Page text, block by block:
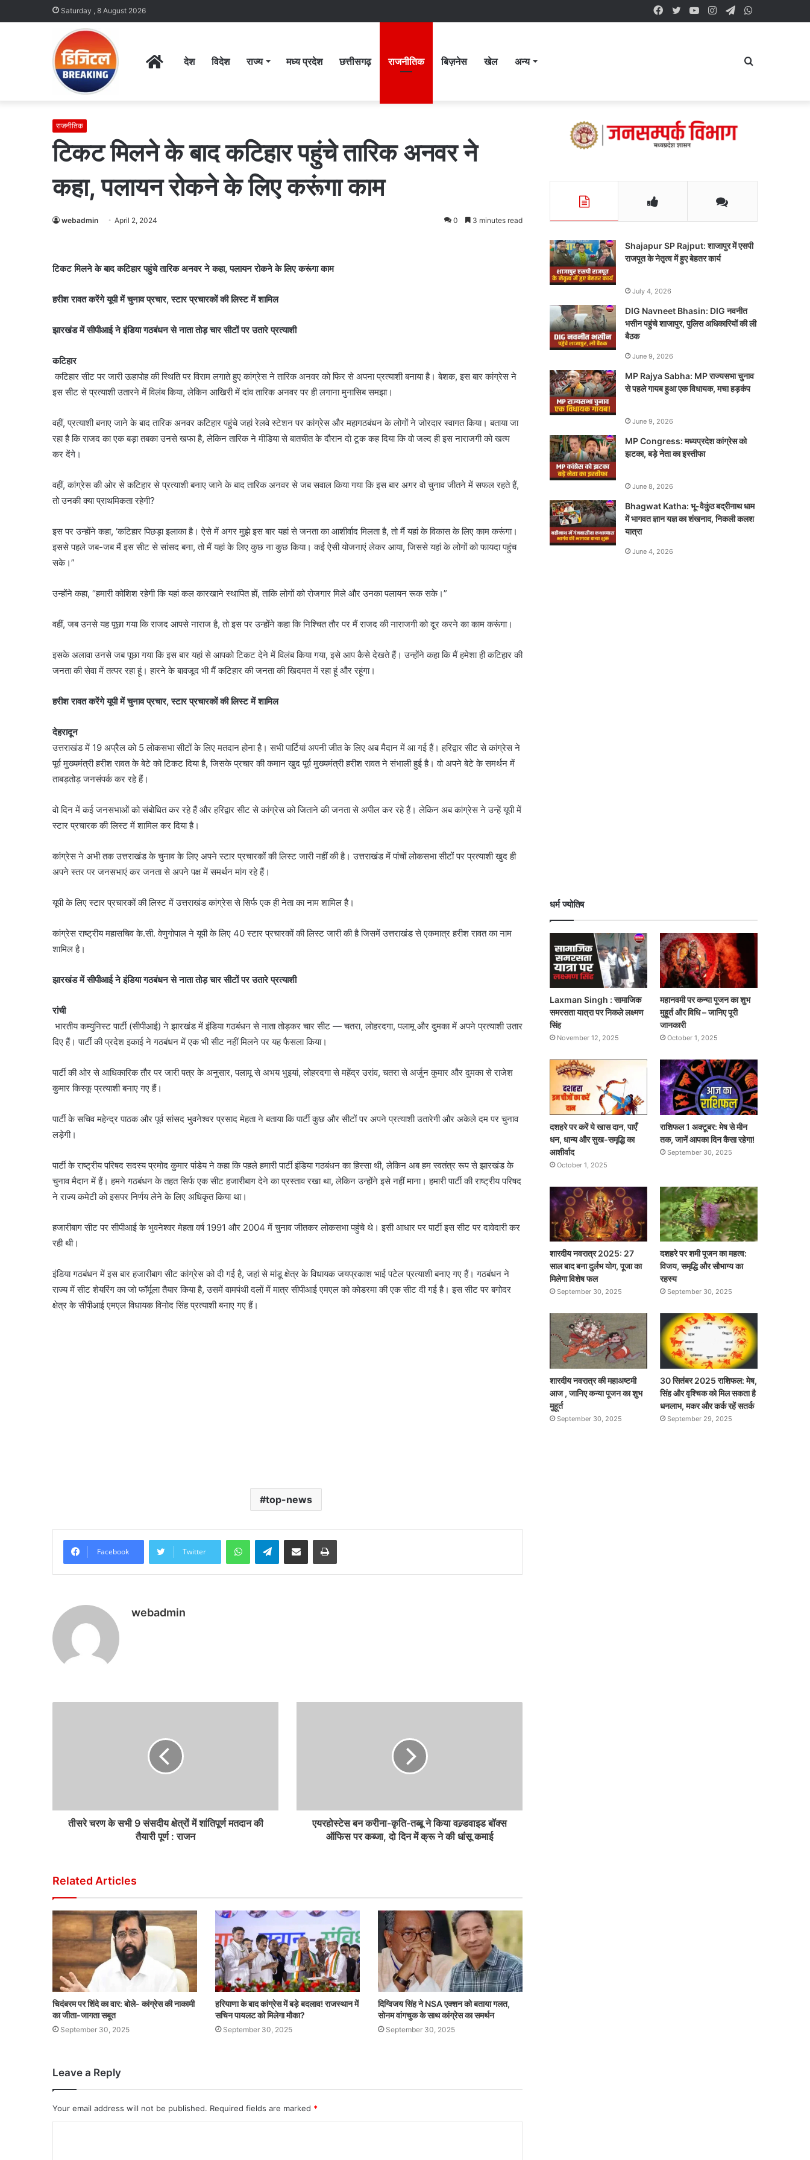
Saturday , 8 August 2026 Telegram
Instagram
YouTube
Twitter
Facebook
Homeदेश विदेश राज्य मध्य प्रदेश छत्तीसगढ़ राजनीतिक बिज़नेस खेल अन्य Search
राजनीतिक
टिकट मिलने के बाद कटिहार पहुंचे तारिक अनवर ने
कहा, पलायन रोकने के लिए करूंगा काम
webadmin April 2, 2024 0 3 minutes read
टिकट मिलने के बाद कटिहार पहुंचे तारिक अनवर ने कहा, पलायन रोकने के लिए करूंगा काम
हरीश रावत करेंगे यूपी में चुनाव प्रचार, स्टार प्रचारकों की लिस्ट में शामिल
झारखंड में सीपीआई ने इंडिया गठबंधन से नाता तोड़ चार सीटों पर उतारे प्रत्याशी
कटिहार
कटिहार सीट पर जारी ऊहापोह की स्थिति पर विराम लगाते हुए कांग्रेस ने तारिक अनवर को फिर से अपना प्रत्याशी बनाया है। बेशक, इस बार कांग्रेस ने
इस सीट से प्रत्याशी उतारने में विलंब किया, लेकिन आखिरी में दांव तारिक अनवर पर ही लगाना मुनासिब समझा।
वहीं, प्रत्याशी बनाए जाने के बाद तारिक अनवर कटिहार पहुंचे जहां रेलवे स्टेशन पर कांग्रेस और महागठबंधन के लोगों ने जोरदार स्वागत किया। बताया जा
रहा है कि राजद का एक बड़ा तबका उनसे खफा है, लेकिन तारिक ने मीडिया से बातचीत के दौरान दो टूक कह दिया कि वो जल्द ही इस नाराजगी को खत्म
कर देंगे।
वहीं, कांग्रेस की ओर से कटिहार से प्रत्याशी बनाए जाने के बाद तारिक अनवर से जब सवाल किया गया कि इस बार अगर वो चुनाव जीतने में सफल रहते हैं,
तो उनकी क्या प्राथमिकता रहेगी?
इस पर उन्होंने कहा, ‘कटिहार पिछड़ा इलाका है। ऐसे में अगर मुझे इस बार यहां से जनता का आशीर्वाद मिलता है, तो मैं यहां के विकास के लिए काम करूंगा।
इससे पहले जब-जब मैं इस सीट से सांसद बना, तो मैं यहां के लिए कुछ ना कुछ किया। कई ऐसी योजनाएं लेकर आया, जिससे यहां के लोगों को फायदा पहुंच
सके।”
उन्होंने कहा, “हमारी कोशिश रहेगी कि यहां कल कारखाने स्थापित हों, ताकि लोगों को रोजगार मिले और उनका पलायन रूक सके।”
वहीं, जब उनसे यह पूछा गया कि राजद आपसे नाराज है, तो इस पर उन्होंने कहा कि निश्चित तौर पर मैं राजद की नाराजगी को दूर करने का काम करूंगा।
इसके अलावा उनसे जब पूछा गया कि इस बार यहां से आपको टिकट देने में विलंब किया गया, इसे आप कैसे देखते हैं। उन्होंने कहा कि मैं हमेशा ही कटिहार की
जनता की सेवा में तत्पर रहा हूं। हारने के बावजूद भी मैं कटिहार की जनता की खिदमत में रहा हूं और रहूंगा।
हरीश रावत करेंगे यूपी में चुनाव प्रचार, स्टार प्रचारकों की लिस्ट में शामिल
देहरादून
उत्तराखंड में 19 अप्रैल को 5 लोकसभा सीटों के लिए मतदान होना है। सभी पार्टियां अपनी जीत के लिए अब मैदान में आ गई हैं। हरिद्वार सीट से कांग्रेस ने
पूर्व मुख्यमंत्री हरीश रावत के बेटे को टिकट दिया है, जिसके प्रचार की कमान खुद पूर्व मुख्यमंत्री हरीश रावत ने संभाली हुई है। वो अपने बेटे के समर्थन में
ताबड़तोड़ जनसंपर्क कर रहे हैं।
वो दिन में कई जनसभाओं को संबोधित कर रहे हैं और हरिद्वार सीट से कांग्रेस को जिताने की जनता से अपील कर रहे हैं। लेकिन अब कांग्रेस ने उन्हें यूपी में
स्टार प्रचारक की लिस्ट में शामिल कर दिया है।
कांग्रेस ने अभी तक उत्तराखंड के चुनाव के लिए अपने स्टार प्रचारकों की लिस्ट जारी नहीं की है। उत्तराखंड में पांचों लोकसभा सीटों पर प्रत्याशी खुद ही
अपने स्तर पर जनसभाएं कर जनता से अपने पक्ष में समर्थन मांग रहे हैं।
यूपी के लिए स्टार प्रचारकों की लिस्ट में उत्तराखंड कांग्रेस से सिर्फ एक ही नेता का नाम शामिल है।
कांग्रेस राष्ट्रीय महासचिव के.सी. वेणुगोपाल ने यूपी के लिए 40 स्टार प्रचारकों की लिस्ट जारी की है जिसमें उत्तराखंड से एकमात्र हरीश रावत का नाम
शामिल है।
झारखंड में सीपीआई ने इंडिया गठबंधन से नाता तोड़ चार सीटों पर उतारे प्रत्याशी
रांची
भारतीय कम्युनिस्ट पार्टी (सीपीआई) ने झारखंड में इंडिया गठबंधन से नाता तोड़कर चार सीट — चतरा, लोहरदगा, पलामू और दुमका में अपने प्रत्याशी उतार
दिए हैं। पार्टी की प्रदेश इकाई ने गठबंधन में एक भी सीट नहीं मिलने पर यह फैसला किया।
पार्टी की ओर से आधिकारिक तौर पर जारी पत्र के अनुसार, पलामू से अभय भुइयां, लोहरदगा से महेंद्र उरांव, चतरा से अर्जुन कुमार और दुमका से राजेश
कुमार किस्कू प्रत्याशी बनाए गए हैं।
पार्टी के सचिव महेन्द्र पाठक और पूर्व सांसद भुवनेश्वर प्रसाद मेहता ने बताया कि पार्टी कुछ और सीटों पर अपने प्रत्याशी उतारेगी और अकेले दम पर चुनाव
लड़ेगी।
पार्टी के राष्ट्रीय परिषद सदस्य प्रमोद कुमार पांडेय ने कहा कि पहले हमारी पार्टी इंडिया गठबंधन का हिस्सा थी, लेकिन अब हम स्वतंत्र रूप से झारखंड के
चुनाव मैदान में हैं। हमने गठबंधन के तहत सिर्फ एक सीट हजारीबाग देने का प्रस्ताव रखा था, लेकिन उन्होंने इसे नहीं माना। हमारी पार्टी की राष्ट्रीय परिषद
ने राज्य कमेटी को इसपर निर्णय लेने के लिए अधिकृत किया था।
हजारीबाग सीट पर सीपीआई के भुवनेश्वर मेहता वर्ष 1991 और 2004 में चुनाव जीतकर लोकसभा पहुंचे थे। इसी आधार पर पार्टी इस सीट पर दावेदारी कर
रही थी।
इंडिया गठबंधन में इस बार हजारीबाग सीट कांग्रेस को दी गई है, जहां से मांडू क्षेत्र के विधायक जयप्रकाश भाई पटेल प्रत्याशी बनाए गए हैं। गठबंधन ने
राज्य में सीट शेयरिंग का जो फॉर्मूला तैयार किया है, उसमें वामपंथी दलों में मात्र सीपीआई एमएल को कोडरमा की एक सीट दी गई है। इस सीट पर बगोदर
क्षेत्र के सीपीआई एमएल विधायक विनोद सिंह प्रत्याशी बनाए गए हैं।
top-news
Facebook Twitter
WhatsAppTelegramShare via Email Print
webadmin
तीसरे चरण के सभी 9 संसदीय क्षेत्रों में शांतिपूर्ण मतदान की
तैयारी पूर्ण : राजन
एयरहोस्टेस बन करीना-कृति-तब्बू ने किया वल्र्डवाइड बॉक्स
ऑफिस पर कब्जा, दो दिन में क्रू ने की धांसू कमाई
Related Articles
चिदंबरम पर शिंदे का वार: बोले- कांग्रेस की नाकामी
का जीता-जागता सबूत
September 30, 2025
हरियाणा के बाद कांग्रेस में बड़े बदलाव! राजस्थान में
सचिन पायलट को मिलेगा मौका?
September 30, 2025
दिग्विजय सिंह ने NSA एक्शन को बताया गलत,
सोनम वांगचुक के साथ कांग्रेस का समर्थन
September 30, 2025
Leave a Reply
Your email address will not be published. Required fields are marked *
Shajapur SP Rajput: शाजापुर में एसपी
राजपूत के नेतृत्व में हुए बेहतर कार्य
July 4, 2026
DIG Navneet Bhasin: DIG नवनीत
भसीन पहुंचे शाजापुर, पुलिस अधिकारियों की ली
बैठक
June 9, 2026
MP Rajya Sabha: MP राज्यसभा चुनाव
से पहले गायब हुआ एक विधायक, मचा हड़कंप
June 9, 2026
MP Congress: मध्यप्रदेश कांग्रेस को
झटका, बड़े नेता का इस्तीफा
June 8, 2026
Bhagwat Katha: भू-वैकुंठ बद्रीनाथ धाम
में भागवत ज्ञान यज्ञ का शंखनाद, निकली कलश
यात्रा
June 4, 2026
धर्म ज्योतिष
Laxman Singh : सामाजिक
समरसता यात्रा पर निकले लक्ष्मण
सिंह
November 12, 2025
महानवमी पर कन्या पूजन का शुभ
मुहूर्त और विधि – जानिए पूरी
जानकारी
October 1, 2025
दशहरे पर करें ये खास दान, पाएँ
धन, धान्य और सुख-समृद्धि का
आशीर्वाद
October 1, 2025
राशिफल 1 अक्टूबर: मेष से मीन
तक, जानें आपका दिन कैसा रहेगा!
September 30, 2025
शारदीय नवरात्र 2025: 27
साल बाद बना दुर्लभ योग, पूजा का
मिलेगा विशेष फल
September 30, 2025
दशहरे पर शमी पूजन का महत्व:
विजय, समृद्धि और सौभाग्य का
रहस्य
September 30, 2025
शारदीय नवरात्र की महाअष्टमी
आज , जानिए कन्या पूजन का शुभ
मुहूर्त
September 30, 2025
30 सितंबर 2025 राशिफल: मेष,
सिंह और वृश्चिक को मिल सकता है
धनलाभ, मकर और कर्क रहें सतर्क
September 29, 2025